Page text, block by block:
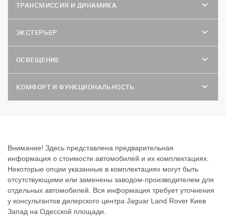
ТРАНСМИССИЯ И ДИНАМИКА
ЭКСТЕРЬЕР
ОСВЕЩЕНИЕ
КОМФОРТ И ФУНКЦИОНАЛЬНОСТЬ
Внимание! Здесь представлена предварительная
информация о стоимости автомобилей и их комплектациях.
Некоторые опции указанные в комплектациях могут быть
отсутствующими или заменены заводом-производителем для
отдельных автомобилей. Вся информация требует уточнения
у консультантов дилерского центра Jaguar Land Rover Киев
Запад на Одесской площади.